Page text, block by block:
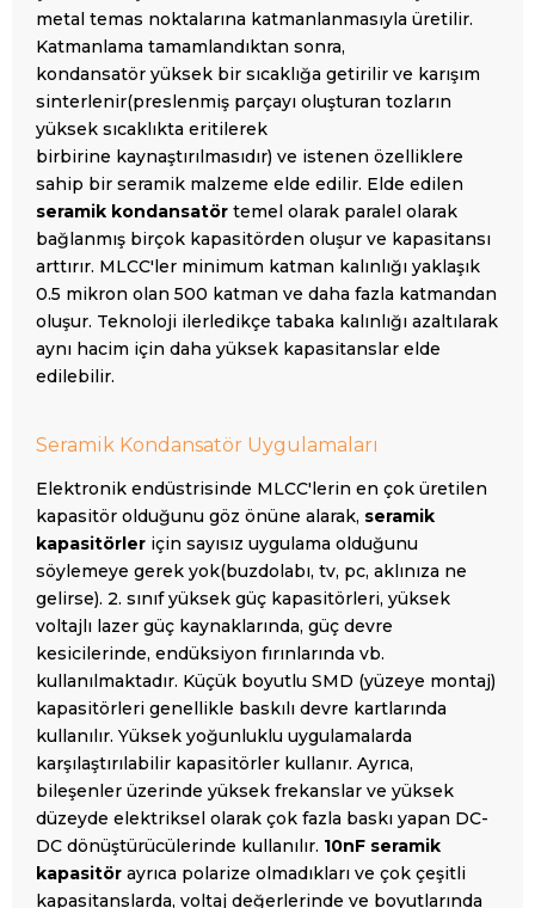
metal temas noktalarına katmanlanmasıyla üretilir.
Katmanlama tamamlandıktan sonra,
kondansatör yüksek bir sıcaklığa getirilir ve karışım
sinterlenir(preslenmiş parçayı oluşturan tozların
yüksek sıcaklıkta eritilerek
birbirine kaynaştırılmasıdır) ve istenen özelliklere
sahip bir seramik malzeme elde edilir. Elde edilen
seramik kondansatör temel olarak paralel olarak
bağlanmış birçok kapasitörden oluşur ve kapasitansı
arttırır. MLCC'ler minimum katman kalınlığı yaklaşık
0.5 mikron olan 500 katman ve daha fazla katmandan
oluşur. Teknoloji ilerledikçe tabaka kalınlığı azaltılarak
aynı hacim için daha yüksek kapasitanslar elde
edilebilir.
Seramik Kondansatör Uygulamaları
Elektronik endüstrisinde MLCC'lerin en çok üretilen
kapasitör olduğunu göz önüne alarak, seramik
kapasitörler için sayısız uygulama olduğunu
söylemeye gerek yok(buzdolabı, tv, pc, aklınıza ne
gelirse). 2. sınıf yüksek güç kapasitörleri, yüksek
voltajlı lazer güç kaynaklarında, güç devre
kesicilerinde, endüksiyon fırınlarında vb.
kullanılmaktadır. Küçük boyutlu SMD (yüzeye montaj)
kapasitörleri genellikle baskılı devre kartlarında
kullanılır. Yüksek yoğunluklu uygulamalarda
karşılaştırılabilir kapasitörler kullanır. Ayrıca,
bileşenler üzerinde yüksek frekanslar ve yüksek
düzeyde elektriksel olarak çok fazla baskı yapan DC-
DC dönüştürücülerinde kullanılır. 10nF seramik
kapasitör ayrıca polarize olmadıkları ve çok çeşitli
kapasitanslarda, voltaj değerlerinde ve boyutlarında